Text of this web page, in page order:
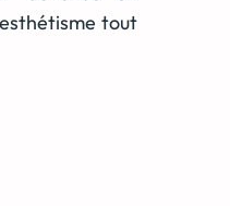
tout